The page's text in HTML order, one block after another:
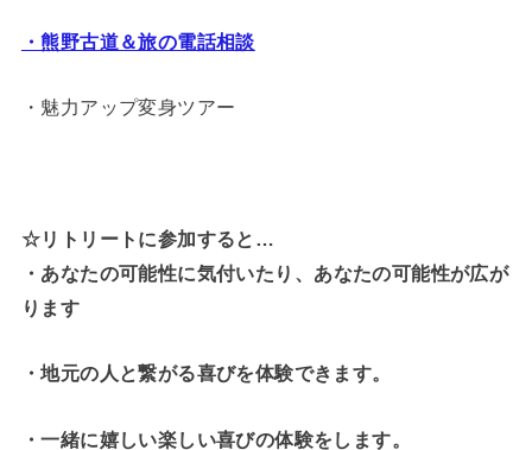
・熊野古道＆旅の電話相談
・魅力アップ変身ツアー
☆リトリートに参加すると…
・ あなたの可能性に気付いたり、あなたの可能性が広が
ります
・地元の人と繋がる喜びを体験できます。
・一緒に嬉しい楽しい喜びの体験をします。